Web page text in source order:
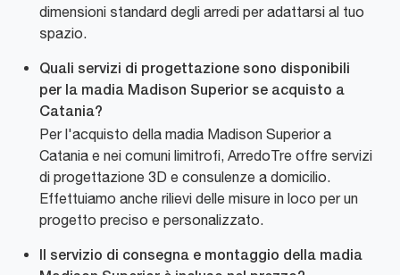
dimensioni standard degli arredi per adattarsi al tuo
spazio.
Quali servizi di progettazione sono disponibili
per la madia Madison Superior se acquisto a
Catania?
Per l'acquisto della madia Madison Superior a
Catania e nei comuni limitrofi, ArredoTre offre servizi
di progettazione 3D e consulenze a domicilio.
Effettuiamo anche rilievi delle misure in loco per un
progetto preciso e personalizzato.
Il servizio di consegna e montaggio della madia